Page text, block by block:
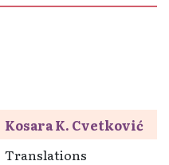
Kosara K. Cvetković
Translations